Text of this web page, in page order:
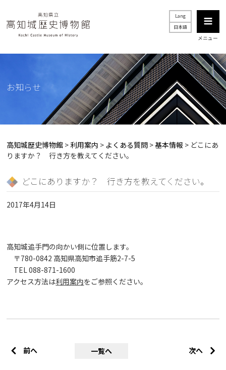
Lang
日本語
メニュー
お知らせ
高知城歴史博物館 >利用案内 > よくある質問 >基本情報 > どこにあ
りますか？ 行き方を教えてください。
どこにありますか？ 行き方を教えてください。
2017年4月14日
高知城追手門の向かい側に位置します。
〒780-0842 高知県高知市追手筋2-7-5
TEL 088-871-1600
アクセス方法は利用案内をご参照ください。
前へ 一覧へ 次へ